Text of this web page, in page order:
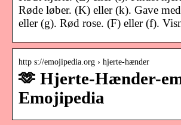
Røde løber. (K) eller (k). Gave
eller (g). Rød rose. (F) eller (f).
http s://emojipedia.org › hjerte-hænder
🫶 Hjerte-Hænder-
Emojipedia